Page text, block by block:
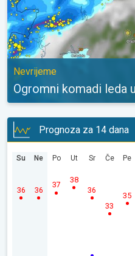
Nevrijeme
Ogromni komadi leda
Prognoza za 14 dana
Su
36
Ne
36
Po
37
Ut
38
Sr
36
Če
33
Pe
35